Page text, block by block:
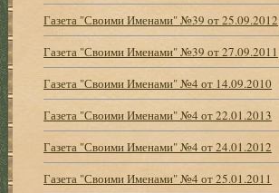
Газета "Своими Именами" №39 от 25.09.2012
Газета "Своими Именами" №39 от 27.09.2011
Газета "Своими Именами" №4 от 14.09.2010
Газета "Своими Именами" №4 от 22.01.2013
Газета "Своими Именами" №4 от 24.01.2012
Газета "Своими Именами" №4 от 25.01.2011